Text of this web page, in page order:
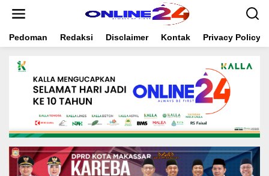
t
Pedoman Redaksi Disclaimer Kontak Privacy Policy